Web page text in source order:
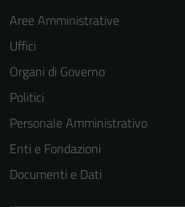
Aree Amministrative
Uffici
Organi di Governo
Politici
Personale Amministrativo
Enti e Fondazioni
Documenti e Dati